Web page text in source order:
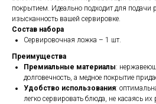
покрытием. Идеально подходит для
изысканность вашей сервировке.
Состав набора
Сервировочная ложка – 1 шт.
Преимущества
Премиальные материалы:
долговечность, а медное покрытие
Удобство использования:
легко сервировать блюда, не касаясь их